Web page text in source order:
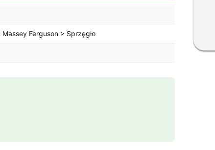
Ferguson > Sprzęgło